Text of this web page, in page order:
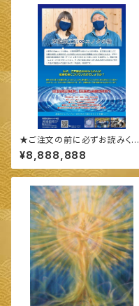
★ご注文の前に必ずお読みくだ
さい★
¥8,888,888